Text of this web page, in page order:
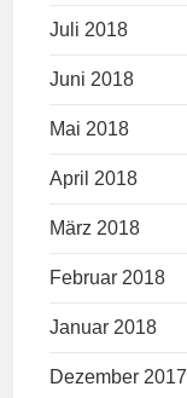
Juli 2018
Juni 2018
Mai 2018
April 2018
März 2018
Februar 2018
Januar 2018
Dezember 2017